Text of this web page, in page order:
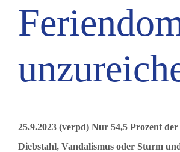
25.9.2023 (verpd) Nur 54,5 Prozent
Diebstahl, Vandalismus oder Sturm